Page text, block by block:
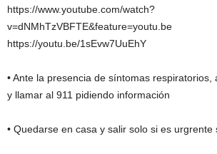
https://www.youtube.com/watch?
v=dNMhTzVBFTE&feature=youtu.be
https://youtu.be/1sEvw7UuEhY
• Ante la presencia de síntomas respiratorios,
y llamar al 911 pidiendo información
• Quedarse en casa y salir solo si es urgrente